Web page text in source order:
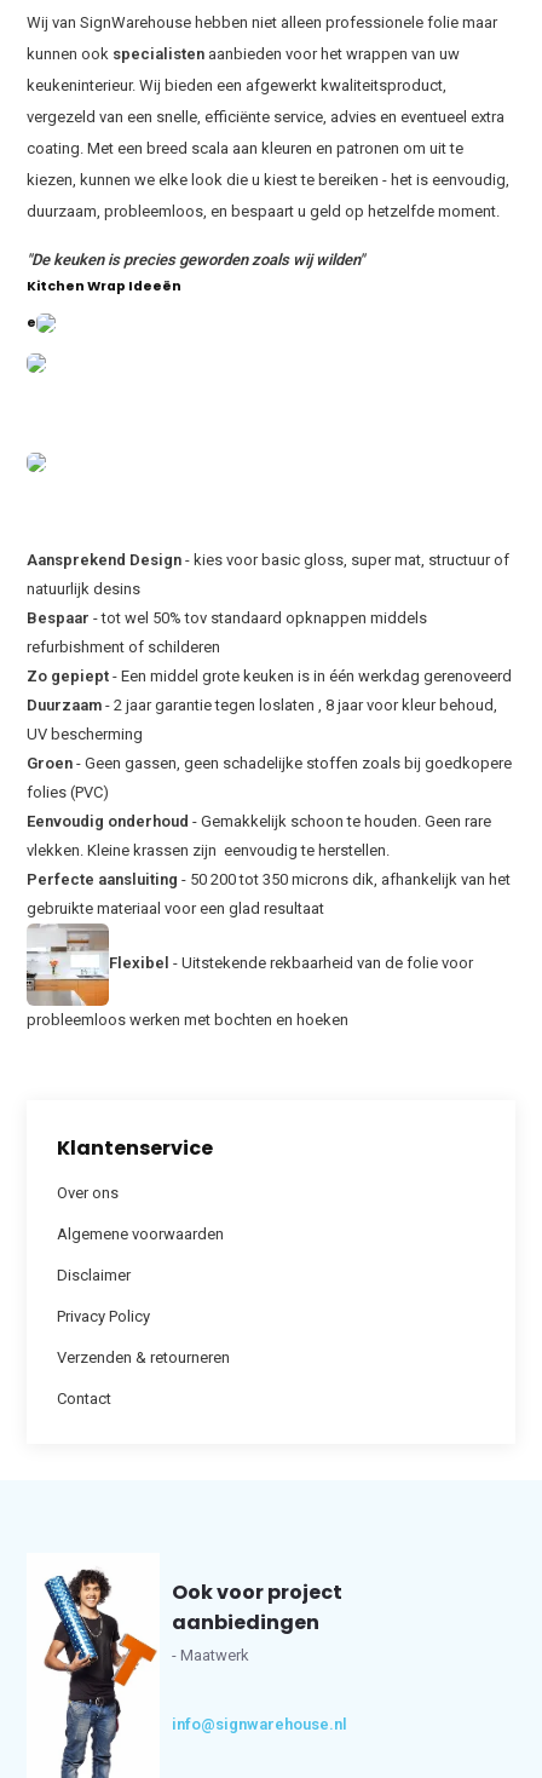
Klantenservice
Over ons
Algemene voorwaarden
Disclaimer
Privacy Policy
Verzenden & retourneren
Contact
Wij van SignWarehouse hebben niet alleen professionele folie maar
kunnen ook specialisten aanbieden voor het wrappen van uw
keukeninterieur. Wij bieden een afgewerkt kwaliteitsproduct,
vergezeld van een snelle, efficiënte service, advies en eventueel extra
coating. Met een breed scala aan kleuren en patronen om uit te
kiezen, kunnen we elke look die u kiest te bereiken - het is eenvoudig,
duurzaam, probleemloos, en bespaart u geld op hetzelfde moment.
"De keuken is precies geworden zoals wij wilden"
Kitchen Wrap Ideeën
e
Aansprekend Design - kies voor basic gloss, super mat, structuur of
natuurlijk desins
Bespaar - tot wel 50% tov standaard opknappen middels
refurbishment of schilderen
Zo gepiept - Een middel grote keuken is in één werkdag gerenoveerd
Duurzaam - 2 jaar garantie tegen loslaten , 8 jaar voor kleur behoud,
UV bescherming
Groen - Geen gassen, geen schadelijke stoffen zoals bij goedkopere
folies (PVC)
Eenvoudig onderhoud - Gemakkelijk schoon te houden. Geen rare
vlekken. Kleine krassen zijn eenvoudig te herstellen.
Perfecte aansluiting - 50 200 tot 350 microns dik, afhankelijk van het
gebruikte materiaal voor een glad resultaat
Flexibel - Uitstekende rekbaarheid van de folie voor
probleemloos werken met bochten en hoeken
Ook voor project
aanbiedingen
- Maatwerk
info@signwarehouse.nl